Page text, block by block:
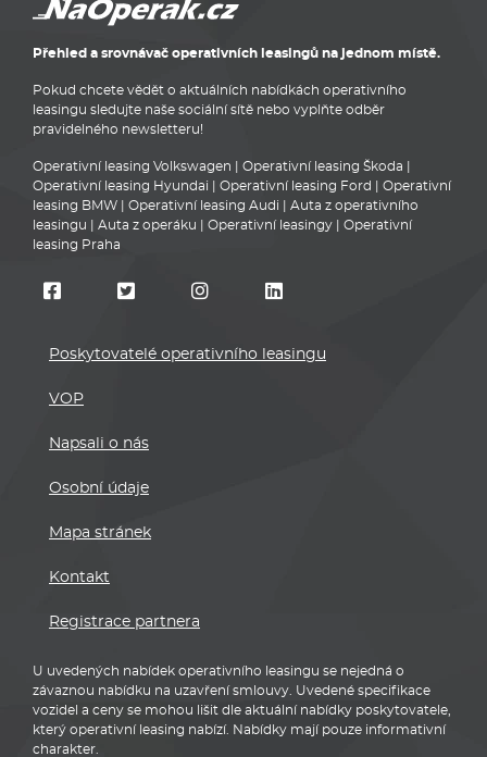
Přehled a srovnávač operativních leasingů na jednom místě.
Pokud chcete vědět o aktuálních nabídkách operativního
leasingu sledujte naše sociální sítě nebo vyplňte odběr
pravidelného newsletteru!
Operativní leasing Volkswagen Operativní leasing Škoda
Operativní leasing Hyundai
Operativní leasing Ford
Operativní
leasing BMW
Operativní leasing Audi
Auta z operativního
leasingu
Auta z operáku Operativní leasingy
Operativní
leasing Praha
Poskytovatelé operativního leasingu
VOP
Napsali o nás
Osobní údaje
Mapa stránek
Kontakt
Registrace partnera
U uvedených nabídek operativního leasingu se nejedná o
závaznou nabídku na uzavření smlouvy. Uvedené specifikace
vozidel a ceny se mohou lišit dle aktuální nabídky poskytovatele,
který operativní leasing nabízí. Nabídky mají pouze informativní
charakter.